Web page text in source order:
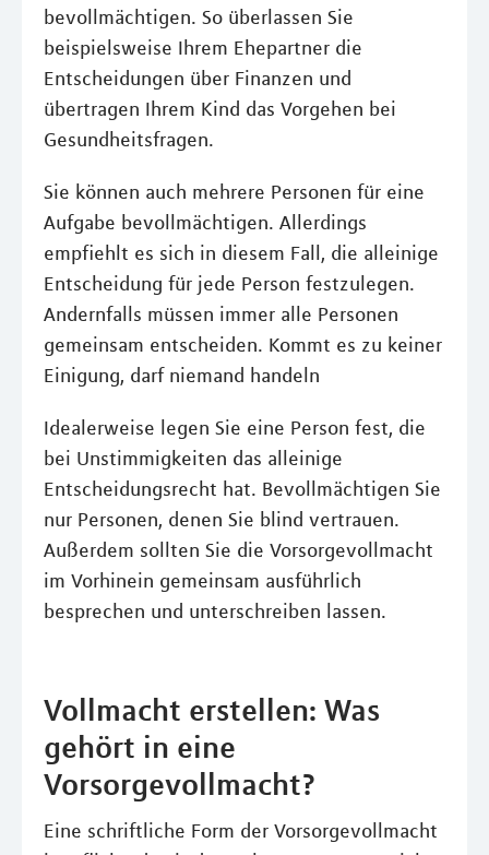
bevollmächtigen. So überlassen Sie
beispielsweise Ihrem Ehepartner die
Entscheidungen über Finanzen und
übertragen Ihrem Kind das Vorgehen bei
Gesundheitsfragen.
Sie können auch mehrere Personen für eine
Aufgabe bevollmächtigen. Allerdings
empfiehlt es sich in diesem Fall, die alleinige
Entscheidung für jede Person festzulegen.
Andernfalls müssen immer alle Personen
gemeinsam entscheiden. Kommt es zu keiner
Einigung, darf niemand handeln
Idealerweise legen Sie eine Person fest, die
bei Unstimmigkeiten das alleinige
Entscheidungsrecht hat. Bevollmächtigen Sie
nur Personen, denen Sie blind vertrauen.
Außerdem sollten Sie die Vorsorgevollmacht
im Vorhinein gemeinsam ausführlich
besprechen und unterschreiben lassen.
Vollmacht erstellen: Was
gehört in eine
Vorsorgevollmacht?
Eine schriftliche Form der Vorsorgevollmacht